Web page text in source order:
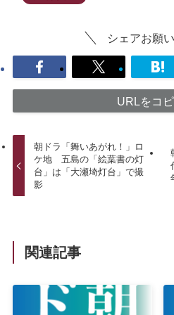
シェアお願
URLをコ
朝ドラ「舞いあがれ！」ロ
ケ地 五島の「絵葉書の灯
台」は「大瀬埼灯台」で撮
影
関連記事